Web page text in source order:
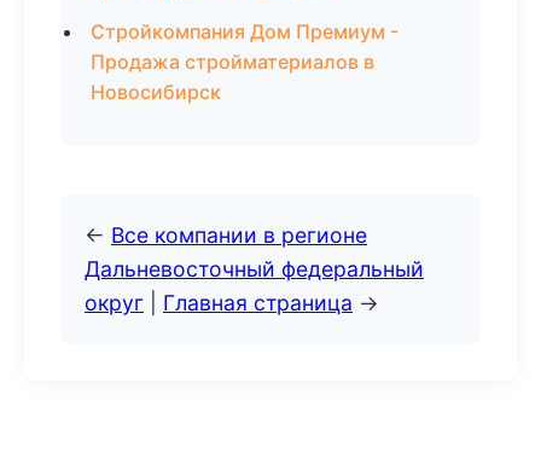
Стройкомпания Дом Премиум -
Продажа стройматериалов в
Новосибирск
← Все компании в регионе
Дальневосточный федеральный
округ
Главная страница →